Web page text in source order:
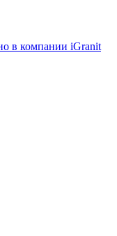
в компании iGranit